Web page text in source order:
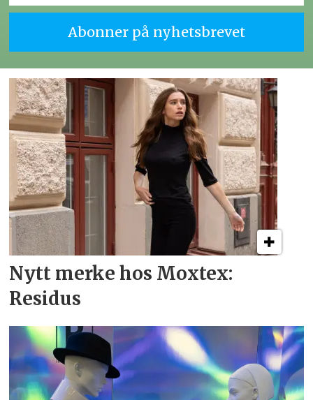
Nytt merke hos Moxtex:
Residus